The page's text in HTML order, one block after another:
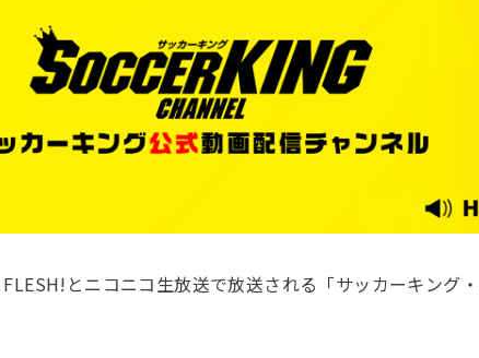
とニコニコ生放送で放送される「サッカーキング・